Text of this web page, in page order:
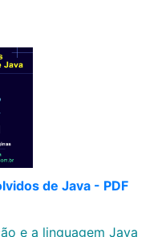
de Java - PDF
e a linguagem Java